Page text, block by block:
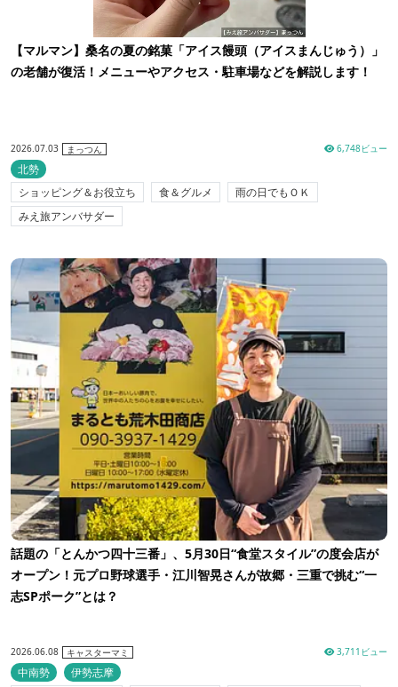
【マルマン】桑名の夏の銘菓「アイス饅頭（アイスまんじゅう）」
の老舗が復活！メニューやアクセス・駐車場などを解説します！
2026.07.03 まっつん 6,748ビュー
北勢
ショッピング＆お役立ち
食＆グルメ
雨の日でもＯＫ
みえ旅アンバサダー
話題の「とんかつ四十三番」、5月30日“食堂スタイル”の度会店が
オープン！元プロ野球選手・江川智晃さんが故郷・三重で挑む“一
志SPポーク”とは？
2026.06.08 キャスターマミ 3,711ビュー
中南勢
伊勢志摩